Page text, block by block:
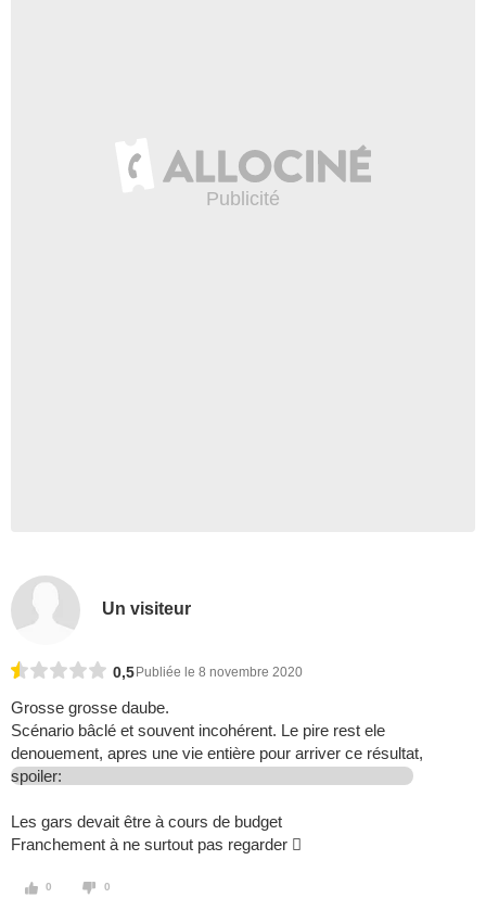
Un visiteur
0,5 Publiée le 8 novembre 2020
Grosse grosse daube.
Scénario bâclé et souvent incohérent. Le pire rest ele
denouement, apres une vie entière pour arriver ce résultat,
spoiler:
Les gars devait être à cours de budget
Franchement à ne surtout pas regarder 
0 0